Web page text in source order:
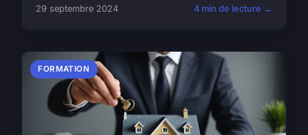
29 septembre 2024 4 min de lecture →
FORMATION